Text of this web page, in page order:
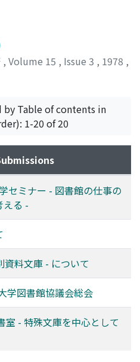
, Volume 15 , Issue 3 , 1978 ,
Table of contents in
1-20 of 20
セミナー - 図書館の仕事の
える -
資料文庫 - について
学図書館協議会総会
室 - 特殊文庫を中心として